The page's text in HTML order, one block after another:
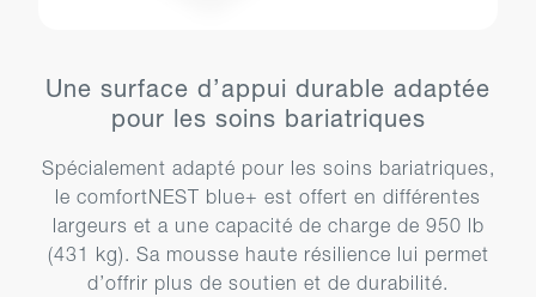
Une surface d’appui durable adaptée
pour les soins bariatriques
Spécialement adapté pour les soins bariatriques,
le comfortNEST blue+ est offert en différentes
largeurs et a une capacité de charge de 950 lb
(431 kg). Sa mousse haute résilience lui permet
d’offrir plus de soutien et de durabilité.